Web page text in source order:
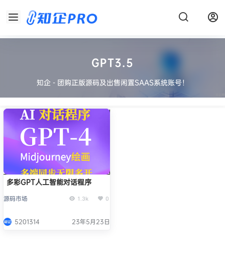
GPT3.5
知企 - 团购正版源码及出售闲置SAAS系统账号！
多彩GPT人工智能对话程序
源码市场 1.3k 0
5201314 23年5月23日